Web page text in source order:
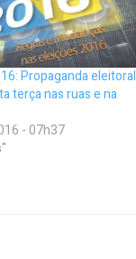
Propaganda eleitoral
terça nas ruas e na
- 07h37